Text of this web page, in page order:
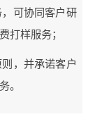
可协同客户研
打样服务；
，并承诺客户
。